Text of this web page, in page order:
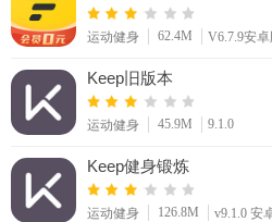
运动健身 62.4M V6.7.9安卓
Keep旧版本
运动健身 45.9M 9.1.0
Keep健身锻炼
运动健身 126.8M v9.1.0 安